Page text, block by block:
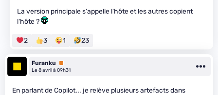
La version principale s'appelle l'hôte et les autres copient
l'hôte ?
2 3 1 23
Furanku
Premium
Le 8 avril à 09h31
En parlant de Copilot... je relève plusieurs artefacts dans